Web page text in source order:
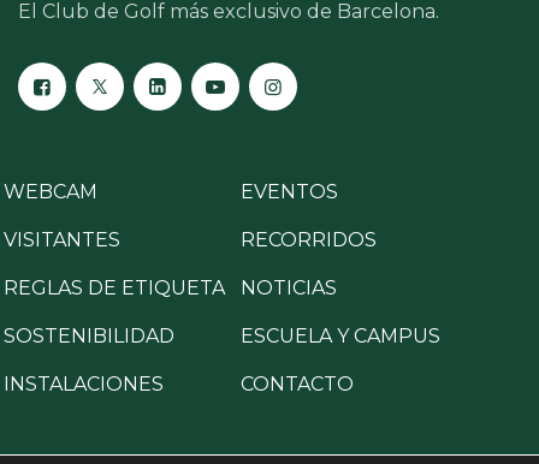
El Club de Golf más exclusivo de Barcelona.
WEBCAM EVENTOS
VISITANTES RECORRIDOS
REGLAS DE ETIQUETA NOTICIAS
SOSTENIBILIDAD ESCUELA Y CAMPUS
INSTALACIONES CONTACTO